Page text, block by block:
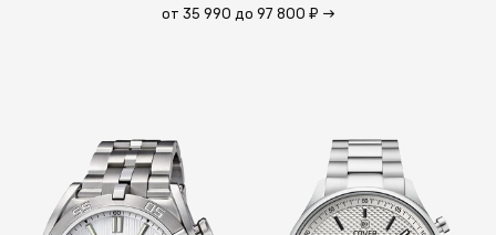
от 35 990 до 97 800 ₽ →